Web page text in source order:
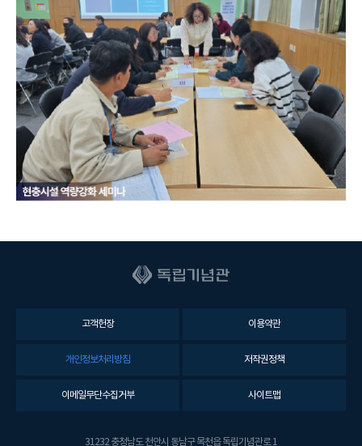
고객헌장 이용약관
개인정보처리방침 저작권정책
이메일무단수집거부 사이트맵
31232 충청남도 천안시 동남구 목천읍 독립기념관로 1